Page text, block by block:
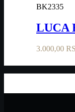
BK2335
LUCA
3.000,00